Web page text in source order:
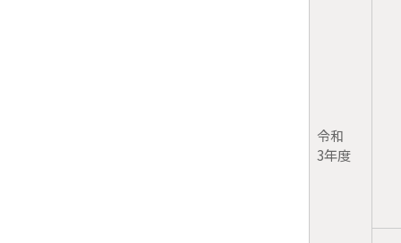
令和
3年度